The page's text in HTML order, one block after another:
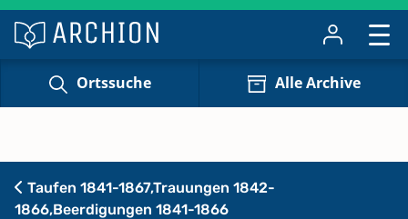
Ortssuche Alle Archive
Taufen 1841-1867,Trauungen 1842-
1866,Beerdigungen 1841-1866